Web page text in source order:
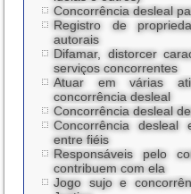
Concorrência desleal
Registro de
autorais
Difamar, distorcer
serviços concorrentes
Atuar em várias
concorrência desleal
Concorrência desleal
Concorrência
entre fiéis
Responsáveis pelo
contribuem com ela
Jogo sujo e